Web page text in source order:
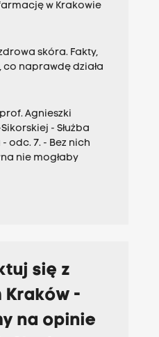
w Krakowie
skóra. Fakty,
co naprawdę działa
Agnieszki
- Służba
odc. 7. - Bez nich
nie mogłaby
się z
Kraków -
na opinie